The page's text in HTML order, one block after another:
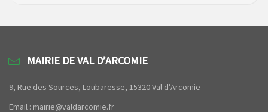
MAIRIE DE VAL D’ARCOMIE
9, Rue des Sources, Loubaresse, 15320 Val d’Arcomie
Email : mairie@valdarcomie.fr